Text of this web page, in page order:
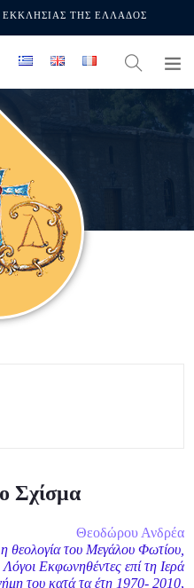
ΕΚΚΛΗΣΙΑΣ ΤΗΣ ΕΛΛΑΔΟΣ
Σχίσμα
Θεοδώρου Ανδρέα
θεολογία του Μεγάλου Φωτίου,
Λόγοι Εκφωνηθέντες επί τη Ιερά
του κατά τα έτη 1970- 2010,